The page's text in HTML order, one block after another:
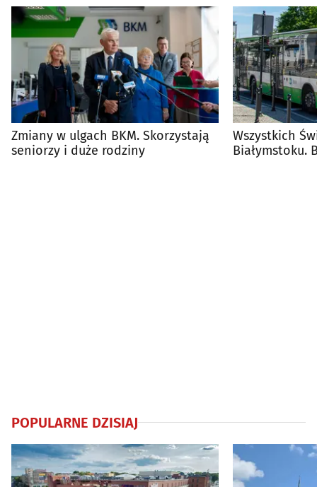
Zmiany w ulgach BKM. Skorzystają
seniorzy i duże rodziny
Wszystkich
Białymstoku.
POPULARNE DZISIAJ